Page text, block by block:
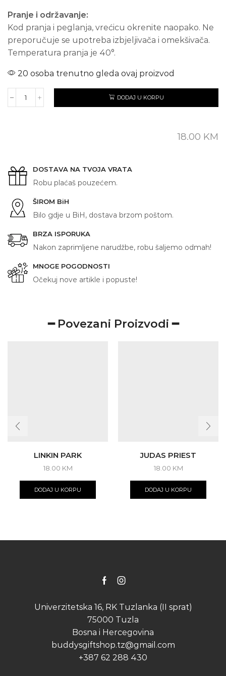
Pranje i održavanje:
Kod pranja i peglanja, vrećicu okrenite naopako. Ne
preporučuje se upotreba izbjeljivača i omekšivača.
Temperatura pranja je 40°.
20 osoba trenutno gleda ovaj proizvod
RAMMSTEIN
DODAJ U KORPU
18.00 KM
DOSTAVA NA TVOJA VRATA
Robu plaćaš pouzećem.
ŠIROM BiH
Bilo gdje u BiH, dostava brzom poštom.
BRZA ISPORUKA
Nakon zaprimljene narudžbe, robu šaljemo odmah!
MNOGE POGODNOSTI
Očekuj nove artikle i popuste!
━ Povezani Proizvodi ━
LINKIN PARK
18.00 KM
DODAJ U KORPU
JUDAS PRIEST
18.00 KM
DODAJ U KORPU
FacebookInstagram
Univerzitetska 16, RK Tuzlanka (II sprat)
75000 Tuzla
Bosna i Hercegovina
buddysgiftshop.tz@gmail.com
+387 62 288 430